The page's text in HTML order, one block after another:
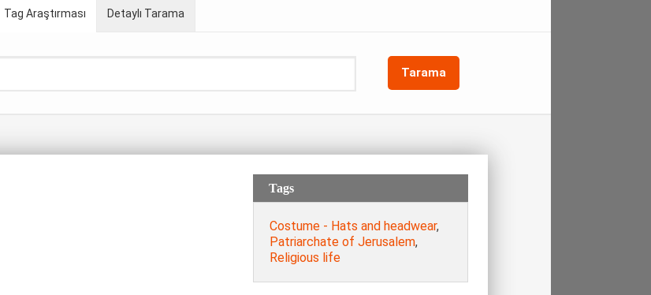
Tag Araştırması
Tarama
Detaylı Tarama
Tags
Costume - Hats and headwear,
Patriarchate of Jerusalem,
Religious life